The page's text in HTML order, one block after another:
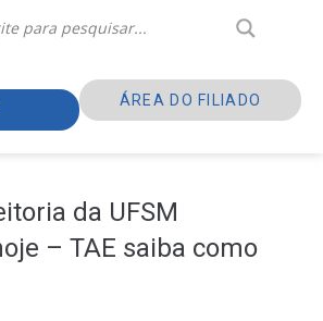
ÁREA DO FILIADO
da UFSM
– TAE saiba como